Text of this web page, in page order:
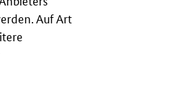
Auf Art